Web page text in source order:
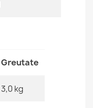
Greutate
3,0 kg